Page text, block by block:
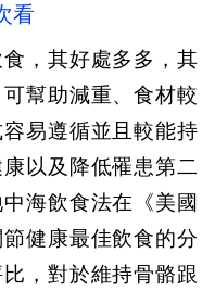
看
，其好處多多，其
幫助減重、食材較
易遵循並且較能持
以及降低罹患第二
海飲食法在《美國
健康最佳飲食的分
，對於維持骨骼跟